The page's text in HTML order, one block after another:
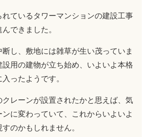
ているタワーマンションの建設工事
できました。
し、敷地には雑草が生い茂っていま
設用の建物が立ち始め、いよいよ本格
ったようです。
レーンが設置されたかと思えば、気
に変わっていて、これからいよいよ
のかもしれません。